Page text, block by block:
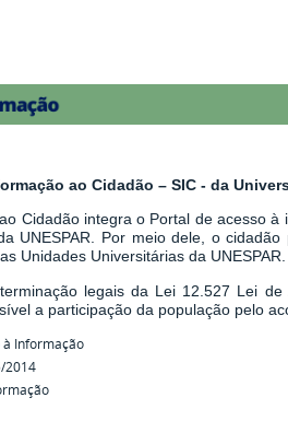
ao Cidadão – SIC - da
Cidadão integra o Portal de acesso
UNESPAR. Por meio dele, o
Unidades Universitárias da UNESPAR.
legais da Lei 12.527 Lei de
a participação da população pelo
à Informação
2014